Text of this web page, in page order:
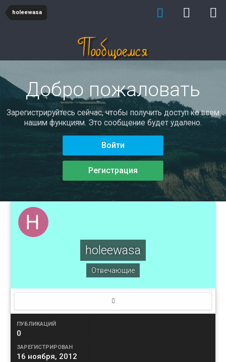
holeewasa
Добро пожаловать
Зарегистрируйтесь сейчас, чтобы получить доступ ко всем
нашим функциям. Это сообщение будет удалено.
Войти
Регистрация
holeewasa
Отвечающие
ПУБЛИКАЦИЙ
0
ЗАРЕГИСТРИРОВАН
16 ноября, 2012